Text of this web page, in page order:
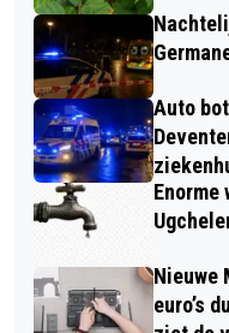
Auto
Nieuwe
euro’s